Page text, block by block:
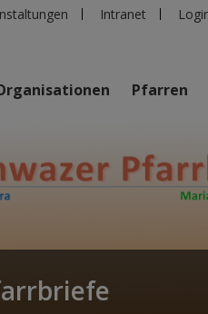
Intranet
Personen Pfarren
Pfarren